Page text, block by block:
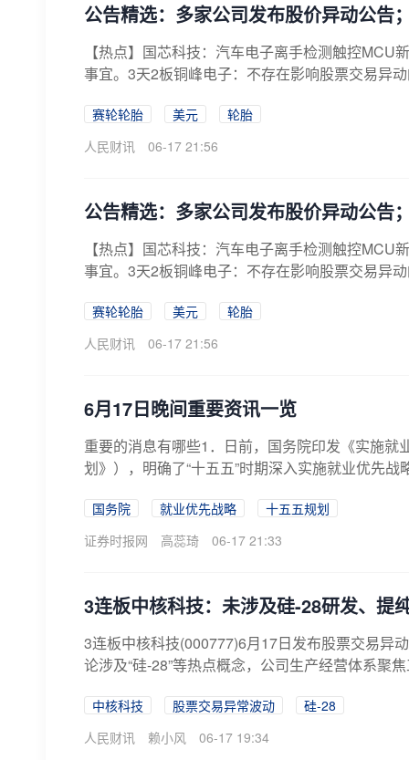
公告精选：多家公司发布股价异动公告
【热点】国芯科技：汽车电子离手检测触控
事宜。3天2板铜峰电子：不存在影响股票交易异
赛轮轮胎 美元
轮胎
人民财讯
06-17 21:56
公告精选：多家公司发布股价异动公告
【热点】国芯科技：汽车电子离手检测触控
事宜。3天2板铜峰电子：不存在影响股票交易异
赛轮轮胎 美元
轮胎
人民财讯
06-17 21:56
6月17日晚间重要资讯一览
重要的消息有哪些1．日前，国务院印发《实施就
划》），明确了“十五五”时期深入实施就业优先
国务院 就业优先战略
十五五规划
证券时报网
高蕊琦 06-17 21:33
3连板中核科技：未涉及硅-28研发、提
3连板中核科技(000777)6月17日发布股票交易异
论涉及“硅-28”等热点概念，公司生产经营体系聚
中核科技 股票交易异常波动
硅-28
人民财讯
赖小风 06-17 19:34